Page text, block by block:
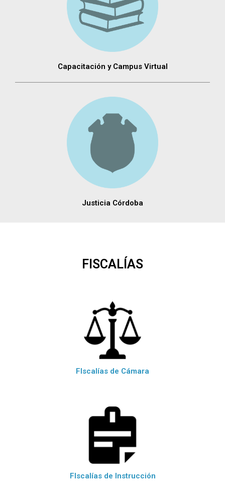
Capacitación y Campus Virtual
Justicia Córdoba
FISCALÍAS
FIscalías de Cámara
FIscalías de Instrucción